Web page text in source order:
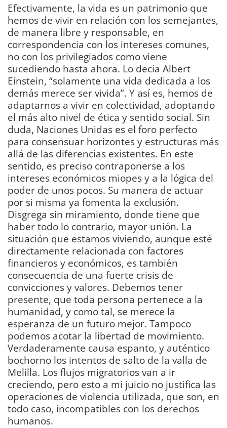
Efectivamente, la vida es un patrimonio que
hemos de vivir en relación con los semejantes,
de manera libre y responsable, en
correspondencia con los intereses comunes,
no con los privilegiados como viene
sucediendo hasta ahora. Lo decía Albert
Einstein, “solamente una vida dedicada a los
demás merece ser vivida”. Y así es, hemos de
adaptarnos a vivir en colectividad, adoptando
el más alto nivel de ética y sentido social. Sin
duda, Naciones Unidas es el foro perfecto
para consensuar horizontes y estructuras más
allá de las diferencias existentes. En este
sentido, es preciso contraponerse a los
intereses económicos miopes y a la lógica del
poder de unos pocos. Su manera de actuar
por si misma ya fomenta la exclusión.
Disgrega sin miramiento, donde tiene que
haber todo lo contrario, mayor unión. La
situación que estamos viviendo, aunque esté
directamente relacionada con factores
financieros y económicos, es también
consecuencia de una fuerte crisis de
convicciones y valores. Debemos tener
presente, que toda persona pertenece a la
humanidad, y como tal, se merece la
esperanza de un futuro mejor. Tampoco
podemos acotar la libertad de movimiento.
Verdaderamente causa espanto, y auténtico
bochorno los intentos de salto de la valla de
Melilla. Los flujos migratorios van a ir
creciendo, pero esto a mi juicio no justifica las
operaciones de violencia utilizada, que son, en
todo caso, incompatibles con los derechos
humanos.